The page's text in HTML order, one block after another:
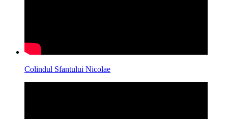
Colindul Sfantului Nicolae